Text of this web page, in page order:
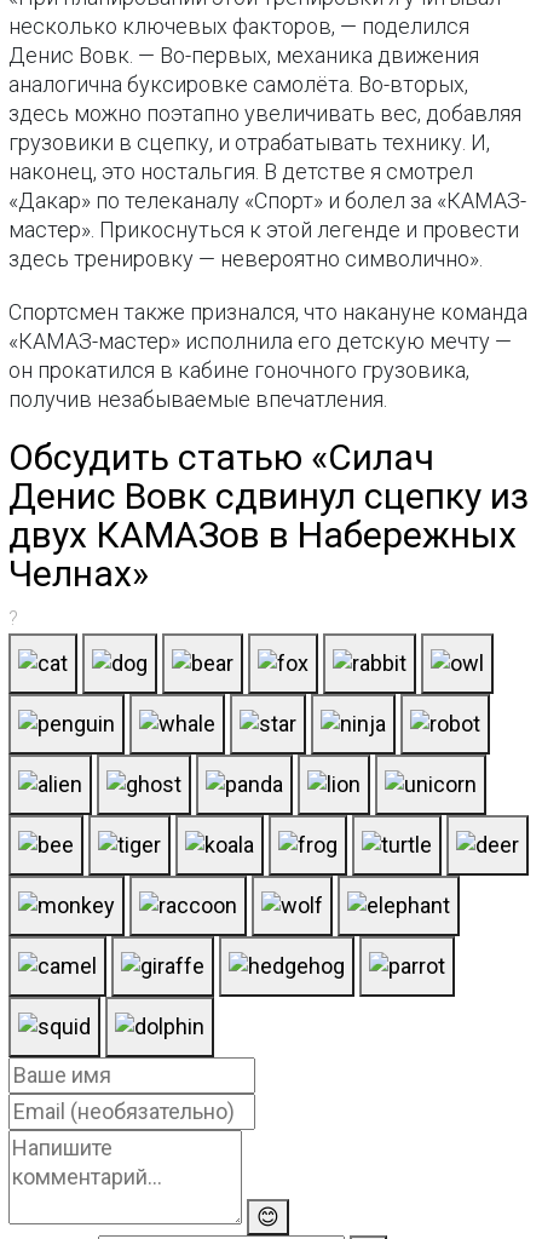
несколько ключевых факторов, — поделился
Денис Вовк. — Во-первых, механика движения
аналогична буксировке самолёта. Во-вторых,
здесь можно поэтапно увеличивать вес, добавляя
грузовики в сцепку, и отрабатывать технику. И,
наконец, это ностальгия. В детстве я смотрел
«Дакар» по телеканалу «Спорт» и болел за «КАМАЗ-
мастер». Прикоснуться к этой легенде и провести
здесь тренировку — невероятно символично».
Спортсмен также признался, что накануне команда
«КАМАЗ-мастер» исполнила его детскую мечту —
он прокатился в кабине гоночного грузовика,
получив незабываемые впечатления.
Обсудить статью «Силач
Денис Вовк сдвинул сцепку из
двух КАМАЗов в Набережных
Челнах»
?
😊